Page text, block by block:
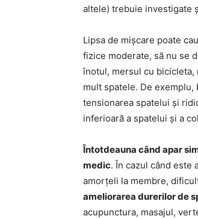
altele) trebuie investigate
Lipsa de mișcare poate
fizice moderate, să nu se
înotul, mersul cu
mult spatele. De
tensionarea spatelui și
inferioară a spatelui și a
Întotdeauna când apar
medic. În cazul când este
amorțeli la membre,
ameliorarea durerilor de
acupunctura, masajul,